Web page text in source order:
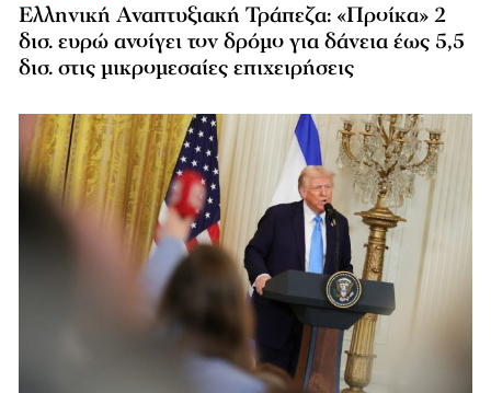
Ελληνική Αναπτυξιακή Τράπεζα: «Προίκα» 2
δισ. ευρώ ανοίγει τον δρόμο για δάνεια έως 5,5
δισ. στις μικρομεσαίες επιχειρήσεις